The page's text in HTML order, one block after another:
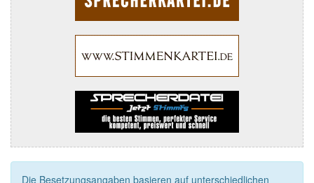
Die Besetzungsangaben basieren auf unterschiedlichen